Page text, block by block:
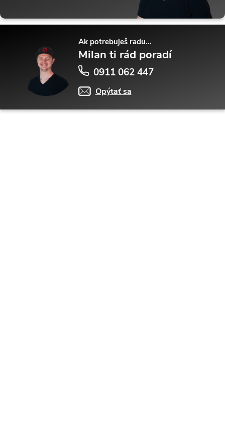
Ak potrebuješ radu...
Milan ti rád poradí
0911 062 447
Opýtať sa